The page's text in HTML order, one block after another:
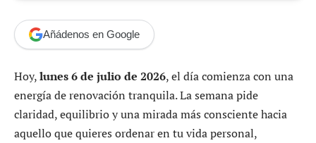
Añádenos en Google
Hoy,lunes 6 de julio de 2026, el día comienza con una
energía de renovación tranquila. La semana pide
claridad, equilibrio y una mirada más consciente hacia
aquello que quieres ordenar en tu vida personal,